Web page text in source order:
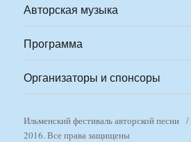
Авторская музыка
Программа
Организаторы и спонсоры
Ильменский фестиваль авторской песни
2016. Все права защищены